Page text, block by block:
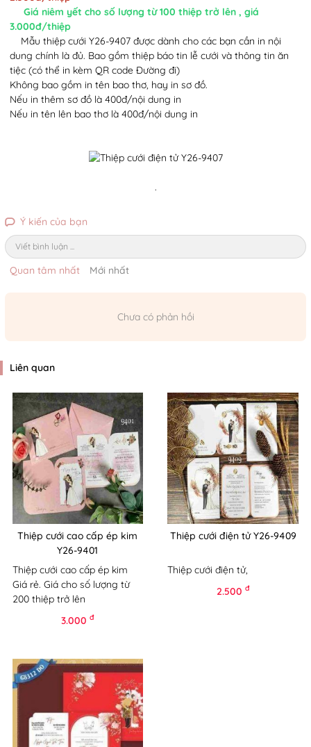
Giá niêm yết cho số lượng từ 100 thiệp trở lên , giá
3.000đ/thiệp
Mẫu thiệp cưới Y26-9407 được dành cho các bạn cần in nội
dung chính là đủ. Bao gồm thiệp báo tin lễ cưới và thông tin ăn
tiệc (có thể in kèm QR code Đường đi)
Không bao gồm in tên bao thơ, hay in sơ đồ.
Nếu in thêm sơ đồ là 400đ/nội dung in
Nếu in tên lên bao thơ là 400đ/nội dung in
.
Ý kiến của bạn
Viết bình luận ...
Quan tâm nhất Mới nhất
Chưa có phản hồi
Liên quan
Thiệp cưới cao cấp ép kim
Y26-9401
Thiệp cưới cao cấp ép kim
Giá rẻ. Giá cho số lượng từ
200 thiệp trở lên
3.000đ
Thiệp cưới điện tử Y26-9409
Thiệp cưới điện tử,
2.500đ